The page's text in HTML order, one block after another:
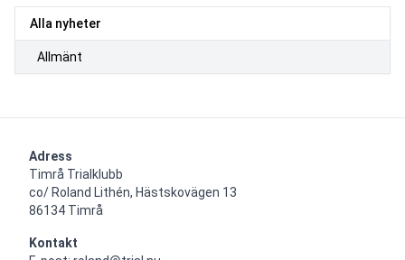
Alla nyheter
Allmänt
Adress
Timrå Trialklubb
co/ Roland Lithén, Hästskovägen 13
86134 Timrå
Kontakt